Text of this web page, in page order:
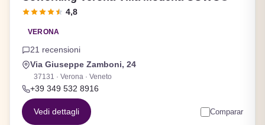
4,8
VERONA
21 recensioni
Via Giuseppe Zamboni, 24
37131 · Verona · Veneto
+39 349 532 8916
Vedi dettagli Comparar